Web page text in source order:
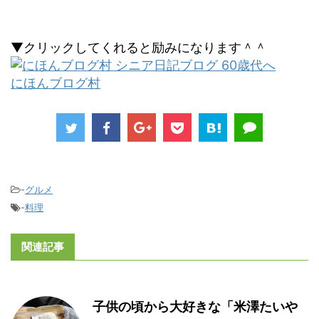
▼クリックしてくれると励みになります＾＾
にほんブログ村
-グルメ
-料理
関連記事
子供の頃から大好きな「米澤たいや